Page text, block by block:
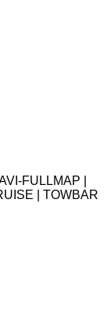
FULLMAP |
| TOWBAR